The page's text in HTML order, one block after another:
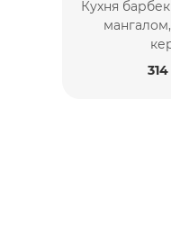
Кухня